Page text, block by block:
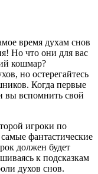
время духам снов
Но что они для вас
кошмар?
но остерегайтесь
Когда первые
вы вспомнить свой
игроки по
фантастические
должен будет
к подсказкам
духов снов.